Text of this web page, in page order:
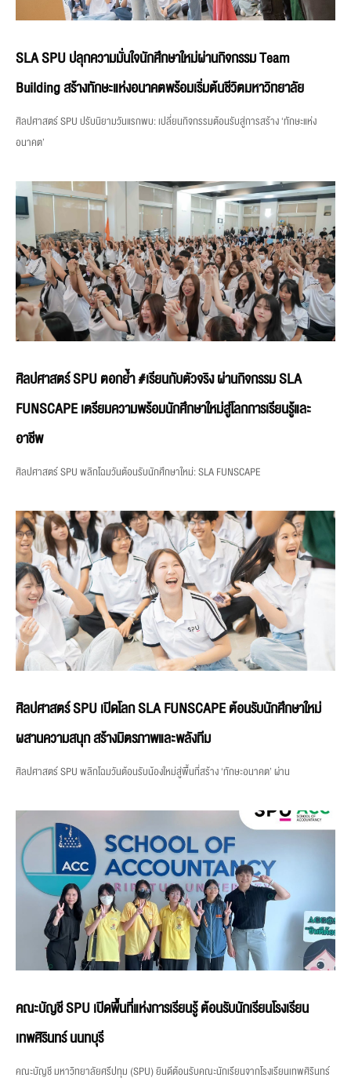
SLA SPU ปลุกความมั่นใจนักศึกษาใหม่ผ่านกิจกรรม Team
Building สร้างทักษะแห่งอนาคตพร้อมเริ่มต้นชีวิตมหาวิทยาลัย
ศิลปศาสตร์ SPU ปรับนิยามวันแรกพบ: เปลี่ยนกิจกรรมต้อนรับสู่การสร้าง ‘ทักษะแห่ง
อนาคต’
ศิลปศาสตร์ SPU ตอกย้ำ #เรียนกับตัวจริง ผ่านกิจกรรม SLA
FUNSCAPE เตรียมความพร้อมนักศึกษาใหม่สู่โลกการเรียนรู้และ
อาชีพ
ศิลปศาสตร์ SPU พลิกโฉมวันต้อนรับนักศึกษาใหม่: SLA FUNSCAPE
ศิลปศาสตร์ SPU เปิดโลก SLA FUNSCAPE ต้อนรับนักศึกษาใหม่
ผสานความสนุก สร้างมิตรภาพและพลังทีม
ศิลปศาสตร์ SPU พลิกโฉมวันต้อนรับน้องใหม่สู่พื้นที่สร้าง ‘ทักษะอนาคต’ ผ่าน
คณะบัญชี SPU เปิดพื้นที่แห่งการเรียนรู้ ต้อนรับนักเรียนโรงเรียน
เทพศิรินทร์ นนทบุรี
คณะบัญชี มหาวิทยาลัยศรีปทุม (SPU) ยินดีต้อนรับคณะนักเรียนจากโรงเรียนเทพศิรินทร์